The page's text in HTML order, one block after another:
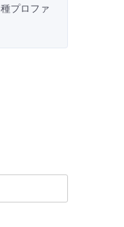
プロファ